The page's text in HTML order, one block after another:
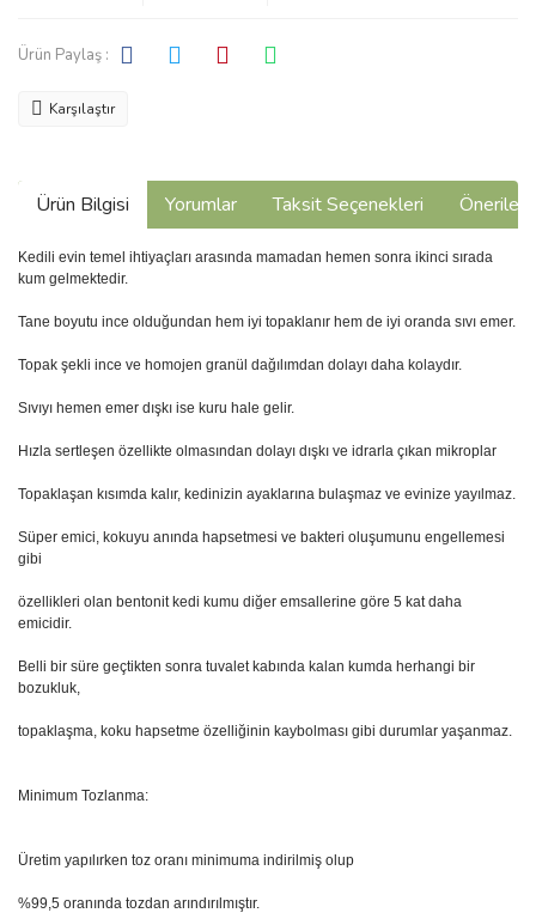
Ürün Paylaş :
Karşılaştır
Ürün Bilgisi Yorumlar Taksit Seçenekleri
Kedili evin temel ihtiyaçları arasında mamadan hemen sonra ikinci sırada
kum gelmektedir.
Tane boyutu ince olduğundan hem iyi topaklanır hem de iyi oranda sıvı emer.
Topak şekli ince ve homojen granül dağılımdan dolayı daha kolaydır.
Sıvıyı hemen emer dışkı ise kuru hale gelir.
Hızla sertleşen özellikte olmasından dolayı dışkı ve idrarla çıkan mikroplar
Topaklaşan kısımda kalır, kedinizin ayaklarına bulaşmaz ve evinize yayılmaz.
Süper emici, kokuyu anında hapsetmesi ve bakteri oluşumunu engellemesi
gibi
özellikleri olan bentonit kedi kumu diğer emsallerine göre 5 kat daha
emicidir.
Belli bir süre geçtikten sonra tuvalet kabında kalan kumda herhangi bir
bozukluk,
topaklaşma, koku hapsetme özelliğinin kaybolması gibi durumlar yaşanmaz.
Minimum Tozlanma:
Üretim yapılırken toz oranı minimuma indirilmiş olup
%99,5 oranında tozdan arındırılmıştır.